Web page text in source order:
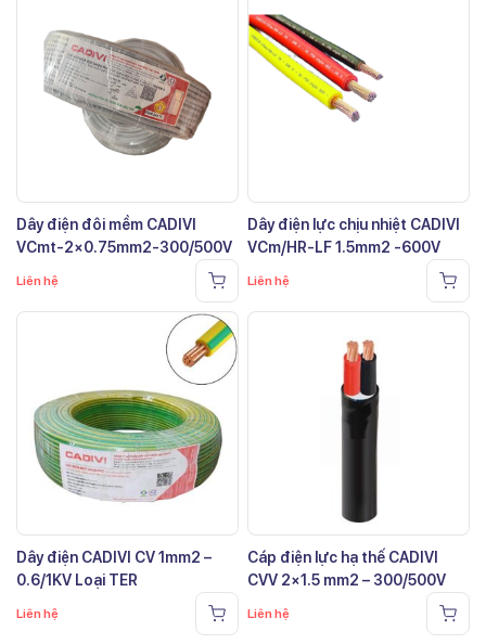
Dây điện đôi mềm CADIVI
VCmt-2×0.75mm2-300/500V
Liên hệ
Dây điện lực chịu nhiệt CADIVI
VCm/HR-LF 1.5mm2 -600V
Liên hệ
Dây điện CADIVI CV 1mm2 –
0.6/1KV Loại TER
Liên hệ
Cáp điện lực hạ thế CADIVI
CVV 2×1.5 mm2 – 300/500V
Liên hệ